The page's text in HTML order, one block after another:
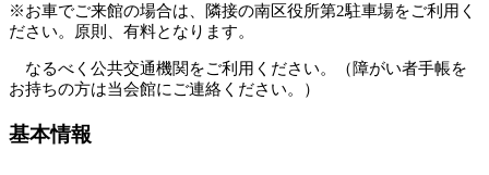
※お車でご来館の場合は、隣接の南区役所第2駐車場をご利用く
ださい。原則、有料となります。
なるべく公共交通機関をご利用ください。（障がい者手帳を
お持ちの方は当会館にご連絡ください。）
基本情報